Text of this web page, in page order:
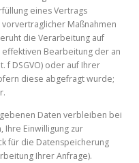
eines Vertrags
Maßnahmen
die Verarbeitung auf
Bearbeitung der an
f DSGVO) oder auf Ihrer
diese abgefragt wurde;
Daten verbleiben bei
Ihre Einwilligung zur
für die Datenspeicherung
Ihrer Anfrage).